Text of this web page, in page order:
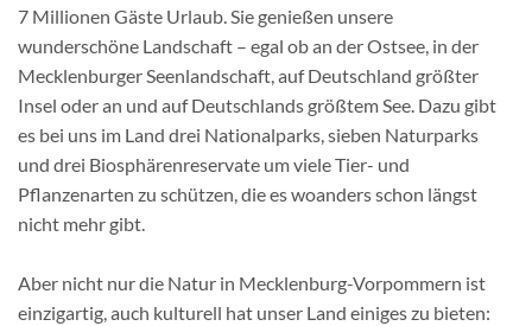
7 Millionen Gäste Urlaub. Sie genießen unsere
wunderschöne Landschaft – egal ob an der Ostsee, in der
Mecklenburger Seenlandschaft, auf Deutschland größter
Insel oder an und auf Deutschlands größtem See. Dazu gibt
es bei uns im Land drei Nationalparks, sieben Naturparks
und drei Biosphärenreservate um viele Tier- und
Pflanzenarten zu schützen, die es woanders schon längst
nicht mehr gibt.
Aber nicht nur die Natur in Mecklenburg-Vorpommern ist
einzigartig, auch kulturell hat unser Land einiges zu bieten: